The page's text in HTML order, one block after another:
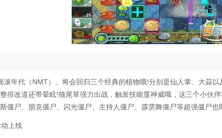
滚年代（NMT）。将会回归三个经典的植物哦!分别是仙人掌、大蒜
排改道还带晕眩!猫尾草强力出战，触发技能显神威哦，这三个小伙
僵尸、朋克僵尸、闪光僵尸、主持人僵尸、霹雳舞僵尸等超强僵尸也
动上线